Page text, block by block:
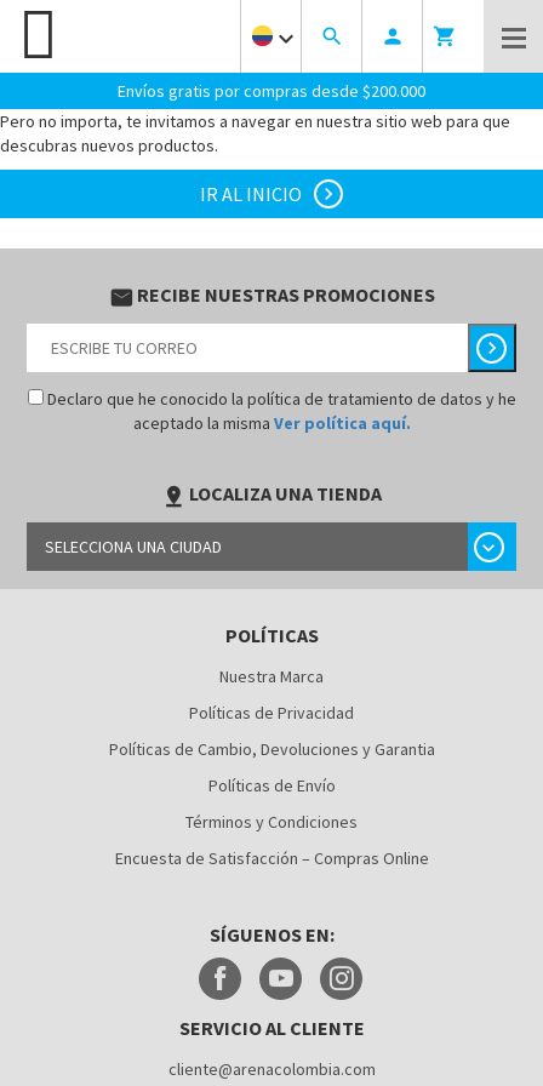
keyboard_arrow_down search person shopping_cart
Envíos gratis por compras desde $200.000
¡OOOPS! PARECE QUE LLEGASTE AL LUGAR EQUIVOCADO.
PAGINA QUE BUSCAS NO EXISTE.
Pero no importa, te invitamos a navegar en nuestra sitio web para que
descubras nuevos productos.
IR AL INICIO chevron_right
email RECIBE NUESTRAS PROMOCIONES
chevron_right
Declaro que he conocido la política de tratamiento de datos y he
aceptado la misma Ver política aquí.
pin_drop LOCALIZA UNA TIENDA
SELECCIONA UNA CIUDAD chevron_right
BARRANQUILLA
POLÍTICAS
Nuestra Marca
Políticas de Privacidad
Políticas de Cambio, Devoluciones y Garantia
Políticas de Envío
Términos y Condiciones
Encuesta de Satisfacción – Compras Online
SÍGUENOS EN:
SERVICIO AL CLIENTE
cliente@arenacolombia.com